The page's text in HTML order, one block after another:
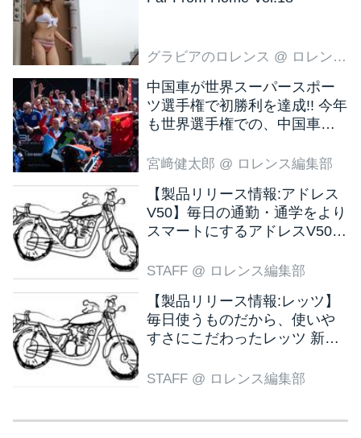
グラビアのロレンス @ ロレンス編集部
中国車が世界スーパースポー
ツ選手権で初勝利を達成!! 今年
も世界選手権での、中国車の
宮﨑健太郎 @ ロレンス編集部
【製品リリース情報:アドレス
V50】毎日の通勤・通学をより
スマートにするアドレスV50
STAFF @ ロレンス編集部
【製品リリース情報:レッツ】
毎日使うものだから、使いや
すさにこだわったレッツ 新色
STAFF @ ロレンス編集部